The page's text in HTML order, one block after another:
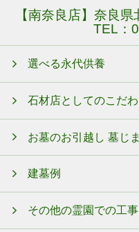
【南奈良店】奈良
TEL：
選べる永代供養
石材店としてのこだわ
お墓のお引越し 墓じ
建墓例
その他の霊園での工事